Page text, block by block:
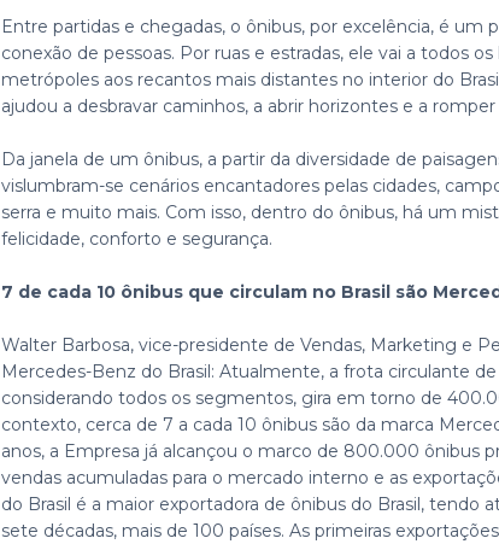
Entre partidas e chegadas, o ônibus, por excelência, é um
conexão de pessoas. Por ruas e estradas, ele vai a todos
metrópoles aos recantos mais distantes no interior do
ajudou a desbravar caminhos, a abrir horizontes e a romper
Da janela de um ônibus, a partir da diversidade de
vislumbram-se cenários encantadores pelas cidades,
serra e muito mais. Com isso, dentro do ônibus, há um
felicidade, conforto e segurança.
7 de cada 10 ônibus que circulam no Brasil são
Walter Barbosa, vice-presidente de Vendas, Marketing e
Mercedes-Benz do Brasil: Atualmente, a frota circulante de
considerando todos os segmentos, gira em torno de
contexto, cerca de 7 a cada 10 ônibus são da marca
anos, a Empresa já alcançou o marco de 800.000 ônibus
vendas acumuladas para o mercado interno e as
do Brasil é a maior exportadora de ônibus do Brasil, tendo
sete décadas, mais de 100 países. As primeiras